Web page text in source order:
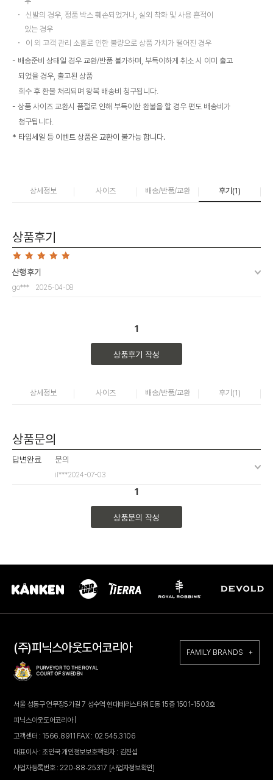
신발의 경우, 정품 박스 훼손되었거나, 실외 착화 및 사용 흔적이
있는 경우
이 외 고객 관리 소홀로 인한 불량으로 상품 가치가 떨어진 경우
배송준비 상태일 경우 교환/반품 불가하며, 부득이하게 취소 시 이미 출고
되었을 경우, 출고된 상품
회수 후 환불 처리되며 왕복 배송비 청구됩니다.
상품 사이즈 교환시 품절로 인해 부득이한 환불을 할 경우 편도 배송비가
청구됩니다.
* 타임세일 등 이벤트 상품은 교환이 불가능 합니다.
상세정보 사이즈 배송/반품/교환 후기(1)
상품후기
산행후기
go*** 2025-04-08
1
상품후기 작성
상세정보 사이즈 배송/반품/교환 후기(1)
상품문의
답변완료 문의
il***2024-07-03
1
상품문의 작성
(주)피닉스아웃도어코리아 FAMILY BRANDS +
서울 성동구 연무장5가길 7 성수역 현대테라스타워 E동 15층 1501-1503호
피닉스아웃도어코리아 |
고객센터 : 1566.8911 FAX : 02.545.3106
대표이사 : 조인국 개인정보보호책임자 : 김진섭
사업자등록번호 : 220-88-25317 [사업자정보확인]